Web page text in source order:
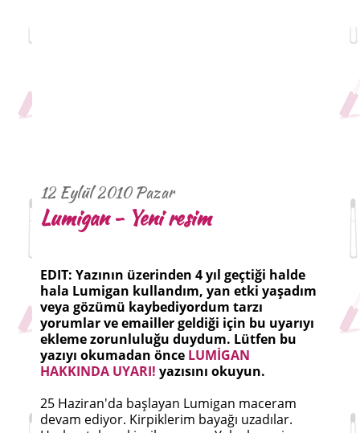
12 Eylül 2010 Pazar
Lumigan - Yeni resim
EDIT: Yazının üzerinden 4 yıl geçtiği halde
hala Lumigan kullandım, yan etki yaşadım
veya gözümü kaybediyordum tarzı
yorumlar ve emailler geldiği için bu uyarıyı
ekleme zorunluluğu duydum. Lütfen bu
yazıyı okumadan önce LUMİGAN
HAKKINDA UYARI! yazısını okuyun.
25 Haziran'da başlayan Lumigan maceram
devam ediyor. Kirpiklerim bayağı uzadılar.